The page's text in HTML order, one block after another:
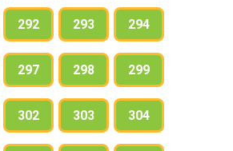
292 293 294
297 298 299
302 303 304